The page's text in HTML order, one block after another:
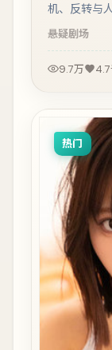
机、反转与
观看。
悬疑剧场
9.7万
热门